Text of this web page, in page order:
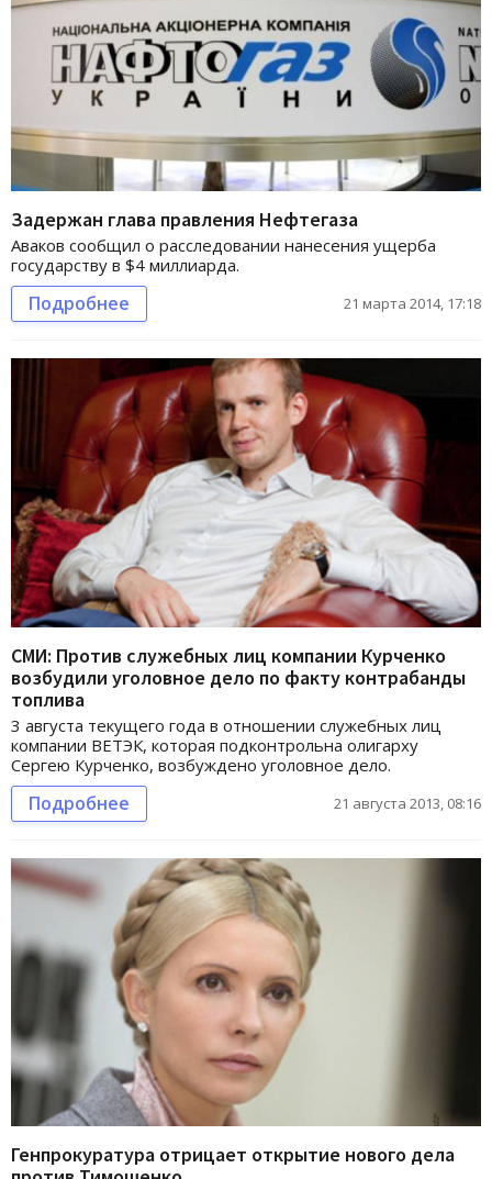
Задержан глава правления Нефтегаза
Аваков сообщил о расследовании нанесения ущерба
государству в $4 миллиарда.
Подробнее 21 марта 2014, 17:18
СМИ: Против служебных лиц компании Курченко
возбудили уголовное дело по факту контрабанды
топлива
3 августа текущего года в отношении служебных лиц
компании ВЕТЭК, которая подконтрольна олигарху
Сергею Курченко, возбуждено уголовное дело.
Подробнее 21 августа 2013, 08:16
Генпрокуратура отрицает открытие нового дела